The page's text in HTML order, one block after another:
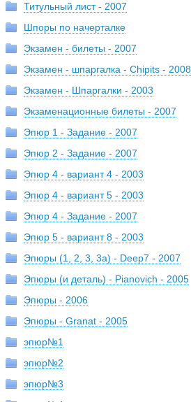
Титульный лист - 2007
Шпоры по начерталке
Экзамен - билеты - 2007
Экзамен - шпаргалка - Chipits - 2008
Экзамен - Шпаргалки - 2003
Экзаменационные билеты - 2007
Эпюр 1 - Задание - 2007
Эпюр 2 - Задание - 2007
Эпюр 4 - вариант 4 - 2003
Эпюр 4 - вариант 5 - 2003
Эпюр 4 - Задание - 2007
Эпюр 5 - вариант 8 - 2003
Эпюры (1, 2, 3, 3а) - Deep7 - 2007
Эпюры (и деталь) - Pianovich - 2005
Эпюры - 2006
Эпюры - Granat - 2005
эпюр№1
эпюр№2
эпюр№3